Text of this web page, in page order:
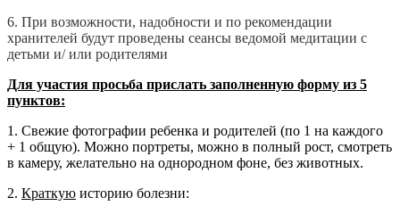
6. При возможности, надобности и по рекомендации
хранителей будут проведены сеансы ведомой медитации с
детьми и/ или родителями
Для участия просьба прислать заполненную форму из 5
пунктов:
1. Свежие фотографии ребенка и родителей (по 1 на каждого
+ 1 общую). Можно портреты, можно в полный рост, смотреть
в камеру, желательно на однородном фоне, без животных.
2. Краткую историю болезни: